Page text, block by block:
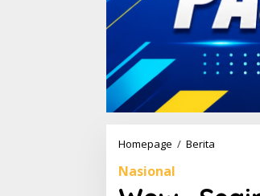
Homepage / Berita
Nasional